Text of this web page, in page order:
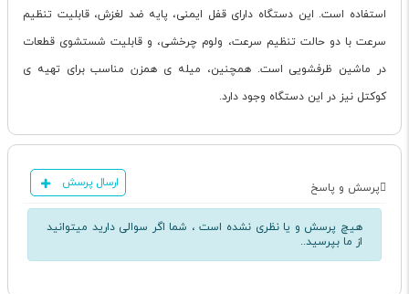
استفاده است. این دستگاه دارای قفل ایمنی، پایه ضد لغزش، قابلیت تنظیم
سرعت با دو حالت تنظیم سرعت، ولوم چرخشی، و قابلیت شستشوی قطعات
در ماشین ظرفشویی است. همچنین، میله ی همزن مناسب برای تهیه ی
کوکتل نیز در این دستگاه وجود دارد.
پرسش و پاسخ ارسال پرسش
هیچ پرسش و یا نظری نشده است ، شما اگر سوالی دارید میتوانید
از ما بپرسید..